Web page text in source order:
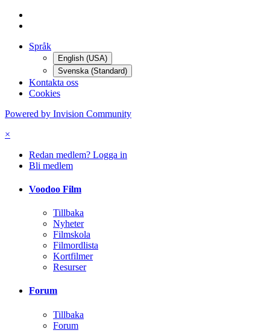
Språk
English (USA)
Svenska (Standard)
Kontakta oss
Cookies
Powered by Invision Community
×
Redan medlem? Logga in
Bli medlem
Voodoo Film
Tillbaka
Nyheter
Filmskola
Filmordlista
Kortfilmer
Resurser
Forum
Tillbaka
Forum